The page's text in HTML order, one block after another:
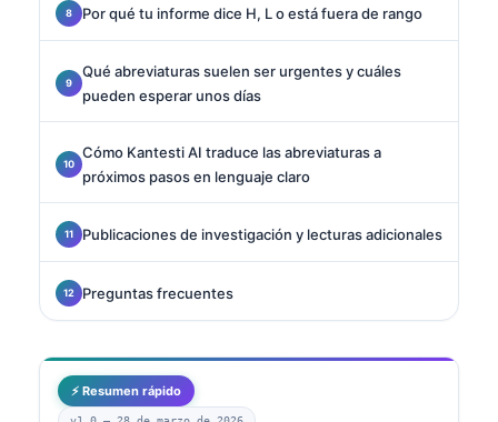
Por qué tu informe dice H, L o está fuera de rango
Qué abreviaturas suelen ser urgentes y cuáles
pueden esperar unos días
Cómo Kantesti AI traduce las abreviaturas a
próximos pasos en lenguaje claro
Publicaciones de investigación y lecturas adicionales
Preguntas frecuentes
⚡ Resumen rápido